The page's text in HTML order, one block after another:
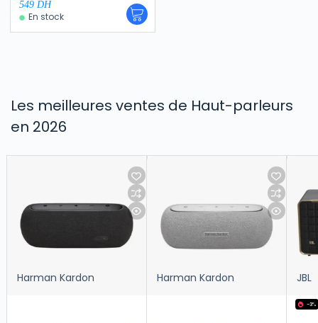
549 DH
En stock
Les meilleures ventes de Haut-parleurs
en 2026
Harman Kardon Harman Kardon JBL
-3%